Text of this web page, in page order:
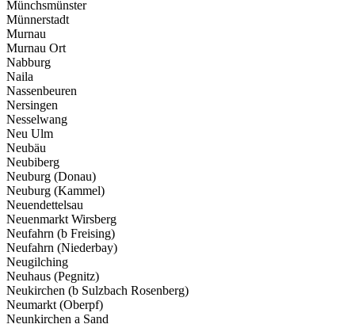
Münchsmünster
Münnerstadt
Murnau
Murnau Ort
Nabburg
Naila
Nassenbeuren
Nersingen
Nesselwang
Neu Ulm
Neubäu
Neubiberg
Neuburg (Donau)
Neuburg (Kammel)
Neuendettelsau
Neuenmarkt Wirsberg
Neufahrn (b Freising)
Neufahrn (Niederbay)
Neugilching
Neuhaus (Pegnitz)
Neukirchen (b Sulzbach Rosenberg)
Neumarkt (Oberpf)
Neunkirchen a Sand